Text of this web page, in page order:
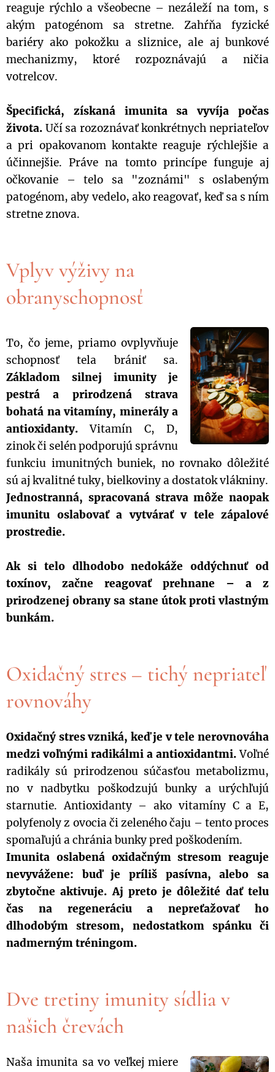
reaguje rýchlo a všeobecne – nezáleží na tom, s
akým patogénom sa stretne. Zahŕňa fyzické
bariéry ako pokožku a sliznice, ale aj bunkové
mechanizmy, ktoré rozpoznávajú a ničia
votrelcov.
Špecifická, získaná imunita sa vyvíja počas
života. Učí sa rozoznávať konkrétnych nepriateľov
a pri opakovanom kontakte reaguje rýchlejšie a
účinnejšie. Práve na tomto princípe funguje aj
očkovanie – telo sa "zoznámi" s oslabeným
patogénom, aby vedelo, ako reagovať, keď sa s ním
stretne znova.
Vplyv výživy na
obranyschopnosť
To, čo jeme, priamo ovplyvňuje
schopnosť tela brániť sa.
Základom silnej imunity je
pestrá a prirodzená strava
bohatá na vitamíny, minerály a
antioxidanty. Vitamín C, D,
zinok či selén podporujú správnu
funkciu imunitných buniek, no rovnako dôležité
sú aj kvalitné tuky, bielkoviny a dostatok vlákniny.
Jednostranná, spracovaná strava môže naopak
imunitu oslabovať a vytvárať v tele zápalové
prostredie.
Ak si telo dlhodobo nedokáže oddýchnuť od
toxínov, začne reagovať prehnane – a z
prirodzenej obrany sa stane útok proti vlastným
bunkám.
Oxidačný stres – tichý nepriateľ
rovnováhy
Oxidačný stres vzniká, keď je v tele nerovnováha
medzi voľnými radikálmi a antioxidantmi.Voľné
radikály sú prirodzenou súčasťou metabolizmu,
no v nadbytku poškodzujú bunky a urýchľujú
starnutie. Antioxidanty – ako vitamíny C a E,
polyfenoly z ovocia či zeleného čaju – tento proces
spomaľujú a chránia bunky pred poškodením.
Imunita oslabená oxidačným stresom reaguje
nevyvážene: buď je príliš pasívna, alebo sa
zbytočne aktivuje. Aj preto je dôležité dať telu
čas na regeneráciu a nepreťažovať ho
dlhodobým stresom, nedostatkom spánku či
nadmerným tréningom.
Dve tretiny imunity sídlia v
našich črevách
Naša imunita sa vo veľkej miere